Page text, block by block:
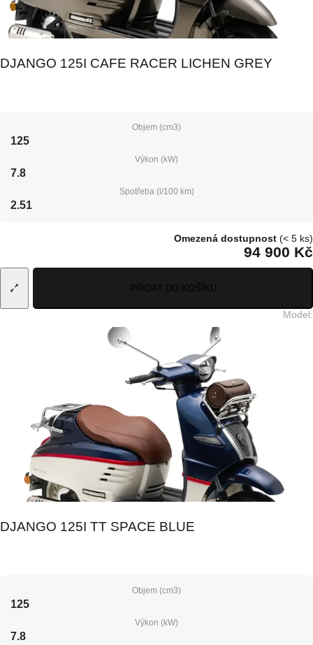
DJANGO 125I CAFE RACER LICHEN GREY
Objem (cm3)
125
Výkon (kW)
7.8
Spotřeba (l/100 km)
2.51
Omezená dostupnost (< 5 ks)
94 900 Kč
PŘIDAT DO KOŠÍKU
Model:
DJANGO 125I TT SPACE BLUE
Objem (cm3)
125
Výkon (kW)
7.8